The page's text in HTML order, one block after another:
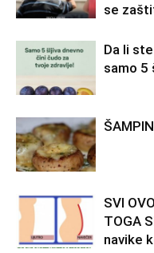
se
Da li
samo 5
SVI
TOGA
navike